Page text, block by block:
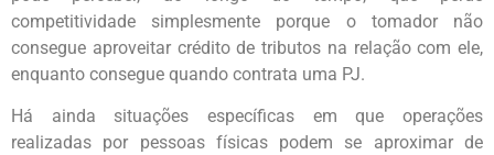
competitividade simplesmente porque o tomador não
consegue aproveitar crédito de tributos na relação com ele,
enquanto consegue quando contrata uma PJ.
Há ainda situações específicas em que operações
realizadas por pessoas físicas podem se aproximar de